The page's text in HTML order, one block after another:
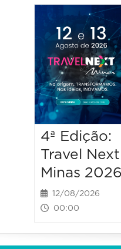
4ª Edição:
Travel Next
Minas 2026
12/08/2026
00:00